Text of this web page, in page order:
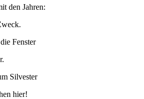
den Jahren:
Fenster
Silvester
hier!